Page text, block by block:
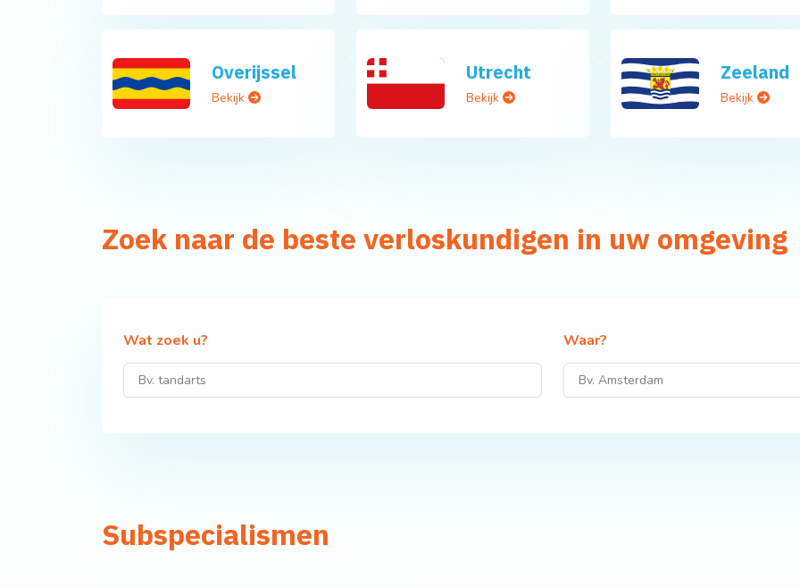
Overijssel
Bekijk
Utrecht
Bekijk
Zeeland
Bekijk
Zoek naar de beste verloskundigen in uw omgeving
Wat zoek u? Waar?
Subspecialismen